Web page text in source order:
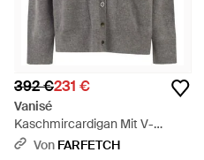
392 €231 €
Vanisé
Kaschmircardigan Mit V-
Ausschnitt - Grau
Von FARFETCH